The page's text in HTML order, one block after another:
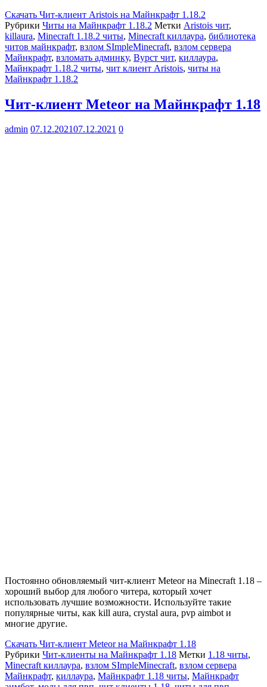
Скачать Чит-клиент Aristois на Майнкрафт 1.18.2
Рубрики Читы на Майнкрафт 1.18.2 Метки Aristois чит,
killaura, Minecraft 1.18.2 читы, Minecraft киллаура, библиотека
читов майнкрафт, взлом SImpleMinecraft, взлом сервера
Майнкрафт, взломать админку, Вурст чит, киллаура,
Майнкрафт 1.18.2 читы, чит клиент Aristois, читы на
Майнкрафт 1.18.2
Чит-клиент Meteor на Майнкрафт 1.18
admin 07.12.202107.12.2021 0
Постоянно обновляемый чит-клиент Meteor на Minecraft 1.18 –
хороший выбор для любого читера, который хочет
использовать лучшие возможности. Используйте такие
популярные читы, как kill aura, crystal aura, pvp aimbot и
многие другие.
Скачать Чит-клиент Meteor на Майнкрафт 1.18
Рубрики Чит-клиенты на Майнкрафт 1.18 Метки 1.18 читы,
Minecraft киллаура, взлом SImpleMinecraft, взлом сервера
Майнкрафт, киллаура, Майнкрафт 1.18 читы, Майнкрафт